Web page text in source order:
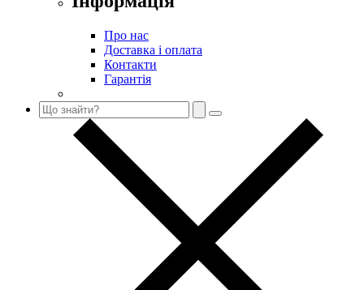
Про нас
Доставка і оплата
Контакти
Гарантія